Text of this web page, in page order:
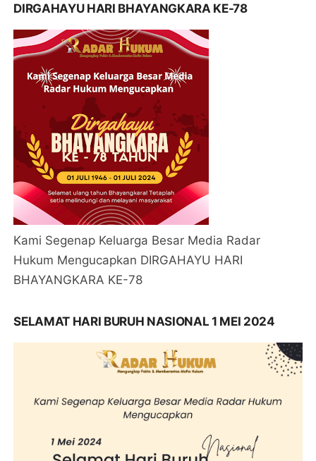
DIRGAHAYU HARI BHAYANGKARA KE-78
Kami Segenap Keluarga Besar Media Radar
Hukum Mengucapkan DIRGAHAYU HARI
BHAYANGKARA KE-78
SELAMAT HARI BURUH NASIONAL 1 MEI 2024